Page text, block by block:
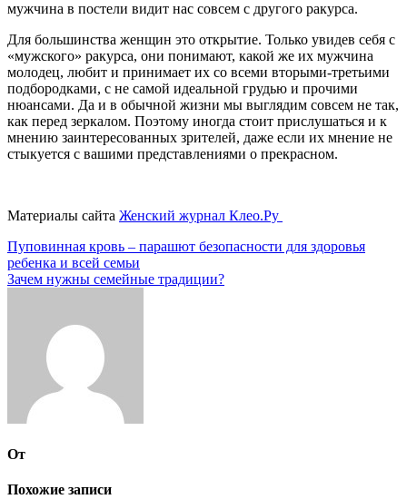
мужчина в постели видит нас совсем с другого ракурса.
Для большинства женщин это открытие. Только увидев себя с
«мужского» ракурса, они понимают, какой же их мужчина
молодец, любит и принимает их со всеми вторыми-третьими
подбородками, с не самой идеальной грудью и прочими
нюансами. Да и в обычной жизни мы выглядим совсем не так,
как перед зеркалом. Поэтому иногда стоит прислушаться и к
мнению заинтересованных зрителей, даже если их мнение не
стыкуется с вашими представлениями о прекрасном.
Материалы сайта Женский журнал Клео.Ру
Навигация
по
Пуповинная кровь – парашют безопасности для здоровья
ребенка и всей семьи
Зачем нужны семейные традиции?
От
Похожие записи